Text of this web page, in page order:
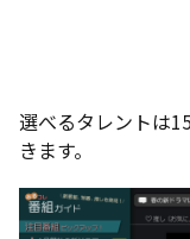
選べるタレントは
きます。